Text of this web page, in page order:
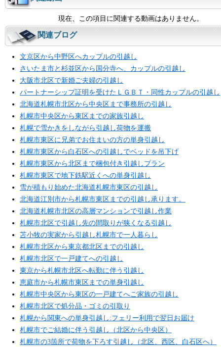
現在、この項目に関連する動画はありません。
関連ブログ
文京区から中野区へカップルの引越し
さいたま市と杉並区から国分寺へ、カップルの引越し
大阪市北区で新婚ご夫婦の引越し
パートナーシップ証明を受けたＬＧＢＴ・同性カップルの引越し
北海道札幌市北区から中央区まで事務所の引越し
札幌市中央区から東区までの家族引越し
札幌で雪かきをしながら引越し荷物を運搬
札幌市東区に兄弟でお住まいの方の単身引越し
札幌市東区から白石区への引越しでベッドを吊下げ
札幌市東区から北区まで梱包付き引越しプラン
札幌市東区で地下鉄駅近くへの単身引越し
雪が積もり始めた北海道札幌市東区の引越し
北海道江別市から札幌市東区までの引越し承ります。
北海道札幌市北区の高層マンションで引越し作業
札幌市北区で引越し先の間取りが狭くなる引越し
苫小牧の実家から引越し札幌市で一人暮らし
札幌市北区から東京都北区までの引越し
札幌市北区で一戸建てへの引越し
東京から札幌市北区へ転勤に伴う引越し
恵庭市から札幌市東区までの単身引越し
札幌市中央区から東区の一戸建てへご家族の引越し
札幌市北区で処分品・ゴミの引取り
札幌から関東への単身引越し:フェリー利用で翌日お届け
札幌市でご結婚に伴う引越し（北区から中央区）
札幌市の3箇所で荷物を下ろす引越し（北区、西区、白石区へ）